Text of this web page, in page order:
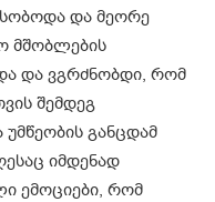
და მეორე
მშობლების
და ვგრძნობდი, რომ
შემდეგ
განცდამ
იმდენად
ემოციები, რომ